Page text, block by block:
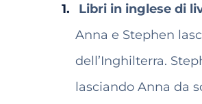
Libri in inglese di
Anna e Stephen
dell’Inghilterra.
lasciando Anna da